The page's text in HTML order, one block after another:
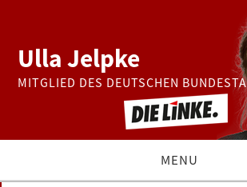
Ulla Jelpke
MITGLIED DES DEUTSCHEN
MENU